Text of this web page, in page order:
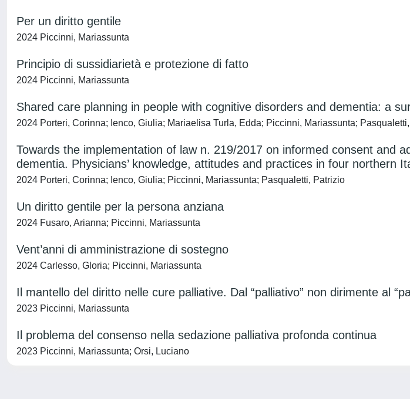
Per un diritto gentile
2024 Piccinni, Mariassunta
Principio di sussidiarietà e protezione di fatto
2024 Piccinni, Mariassunta
Shared care planning in people with cognitive disorders and dementia: a
2024 Porteri, Corinna; Ienco, Giulia; Mariaelisa Turla, Edda; Piccinni, Mariassunta;
Towards the implementation of law n. 219/2017 on informed consent and
dementia. Physicians’ knowledge, attitudes and practices in four northern
2024 Porteri, Corinna; Ienco, Giulia; Piccinni, Mariassunta; Pasqualetti, Patrizio
Un diritto gentile per la persona anziana
2024 Fusaro, Arianna; Piccinni, Mariassunta
Vent’anni di amministrazione di sostegno
2024 Carlesso, Gloria; Piccinni, Mariassunta
Il mantello del diritto nelle cure palliative. Dal “palliativo” non dirimente al
2023 Piccinni, Mariassunta
Il problema del consenso nella sedazione palliativa profonda continua
2023 Piccinni, Mariassunta; Orsi, Luciano